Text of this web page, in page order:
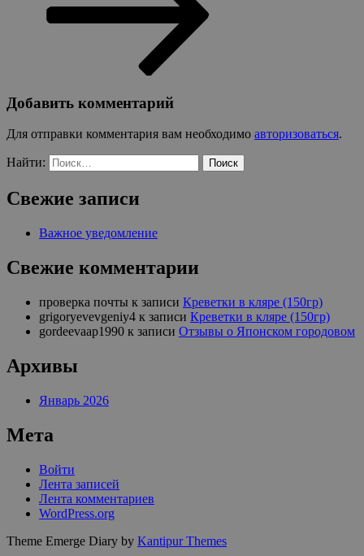
Добавить комментарий
Для отправки комментария вам необходимо авторизоваться.
Найти:
Свежие записи
Важное уведомление
Свежие комментарии
проверка почты к записи Креветки в кляре (150гр)
grigoryevevgeniy4 к записи Креветки в кляре (150гр)
gordeevaap1990 к записи Отзывы о Японском городовом
Архивы
Январь 2026
Мета
Войти
Лента записей
Лента комментариев
WordPress.org
Theme Emerge Diary by Kantipur Themes